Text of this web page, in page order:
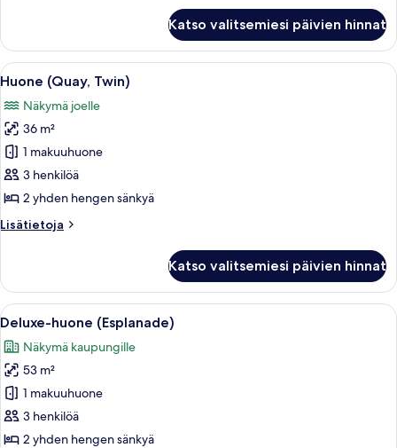
Twin
Bedded
Katso valitsemiesi päivien hinnat
Avaa
kaikki
huonetyypin
Huone
(Quay,
Twin)
kuvat
Hotellihuone, jossa on kaksi
6
Huone (Quay, Twin)
Näkymä joelle
36 m²
1 makuuhuone
3 henkilöä
2 yhden hengen sänkyä
Lisätietoja
Lisätietoja
Twin)
Katso valitsemiesi päivien hinnat
Avaa
kaikki
huonetyypin
Deluxe-
huone
(Esplanade)
kuvat
Hotellihuone, jossa on kaksi sänkyä,
6
Deluxe-huone (Esplanade)
Näkymä kaupungille
53 m²
1 makuuhuone
3 henkilöä
2 yhden hengen sänkyä